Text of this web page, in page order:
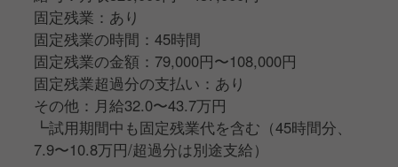
固定残業：あり
固定残業の時間：45時間
固定残業の金額：79,000円〜108,000円
固定残業超過分の支払い：あり
その他：月給32.0〜43.7万円
┗試用期間中も固定残業代を含む（45時間分、
7.9〜10.8万円/超過分は別途支給）